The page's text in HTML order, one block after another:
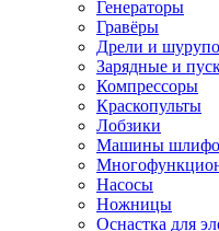
Генераторы
Гравёры
Дрели и
Зарядные и
Компрессоры
Краскопульты
Лобзики
Машины
Насосы
Ножницы
Оснастка для